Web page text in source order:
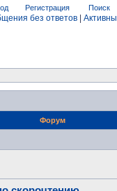
Регистрация Поиск
без ответов
Форум